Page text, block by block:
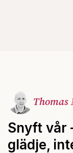
Snyft vår
glädje,